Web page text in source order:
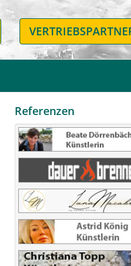
Referenzen